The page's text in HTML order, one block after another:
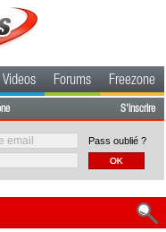
Videos Forums Freezone
S'inscrire
Pass oublié ?